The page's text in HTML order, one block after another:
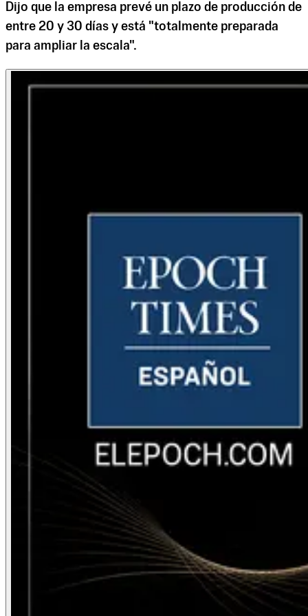
Dijo que la empresa prevé un plazo de producción de
entre 20 y 30 días y está "totalmente preparada
para ampliar la escala".